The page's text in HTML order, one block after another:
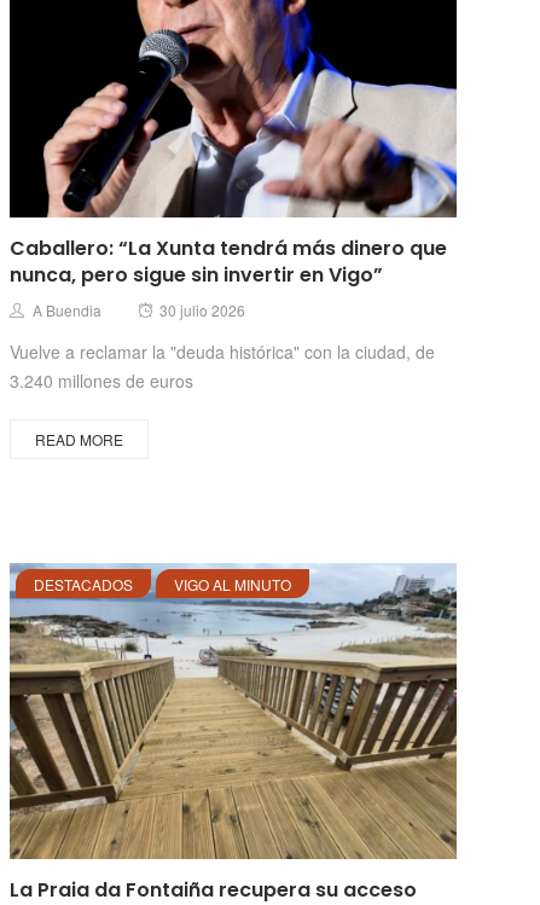
Caballero: “La Xunta tendrá más dinero que
nunca, pero sigue sin invertir en Vigo”
Author
A Buendia
Posted
30 julio 2026
Vuelve a reclamar la "deuda histórica" con la ciudad, de
3.240 millones de euros
READ MORE
DESTACADOS VIGO AL MINUTO
La Praia da Fontaiña recupera su acceso